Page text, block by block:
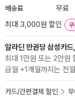
배송료
무료
최대 3,000원 할인
쿠
알라딘 만권당 삼성카
최대 1만원 또는 2만
급월 +1개월까지는 전
카드/간편결제 할인